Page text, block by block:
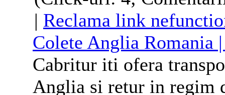
| Reclama link
Colete Anglia Romania
Cabritur iti ofera
Anglia si retur in regim